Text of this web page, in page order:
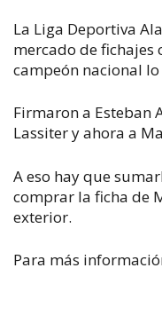
La Liga Deportiva
mercado de fichajes
campeón nacional
Firmaron a Esteban
Lassiter y ahora a
A eso hay que
comprar la ficha de
exterior.
Para más